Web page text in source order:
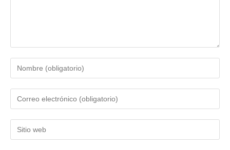
nombre
nombre
de
usuario
dirección
de
correo